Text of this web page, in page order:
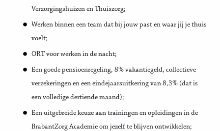
Verzorgingshuizen en Thuiszorg;
Werken binnen een team dat bij jouw past en waar jij je thuis
voelt;
ORT voor werken in de nacht;
Een goede pensioenregeling, 8% vakantiegeld, collectieve
verzekeringen en een eindejaarsuitkering van 8,3% (dat is
een volledige dertiende maand);
Een uitgebreide keuze aan trainingen en opleidingen in de
BrabantZorg Academie om jezelf te blijven ontwikkelen;